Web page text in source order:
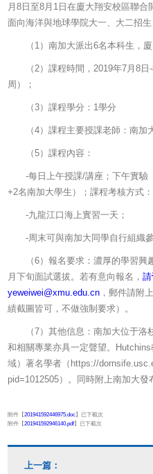
月8日至8月1日在廈大翔安校區聯
面向海洋與地球學院大一、大二招生
（1）南加大派出6名本科生，
（2）課程時間，2019年7月8
周）；
（3）課程學分：1學分
（4）課程主要授課老師：南
（5）課程內容：
-每日上午授課/講座；下午實驗
+2名南加大學生）；課程考核方式：
-九龍江口海上實習一天；
-周末可與南加大同學自行組織
（6）報名要求：濃厚的學習
月下旬面試選拔。若有意向報名，請
yeweiwei@xmu.edu.cn ，郵件請附
績截圖皆可，不做強制要求）。
（7）其他信息：南加大位于
和相關專業亦具一定聲望。
域）著名學者（https://
pid=1012505）。同時附上南加大發
附件【201941592446975.doc】已下載次
附件【201941592946140.pdf】已下載次
上一篇：